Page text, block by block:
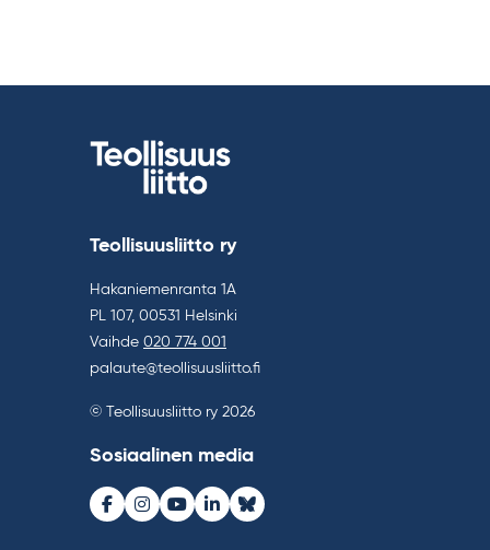
Teollisuusliitto ry
Hakaniemenranta 1A
PL 107, 00531 Helsinki
Vaihde 020 774 001
palaute@teollisuusliitto.fi
© Teollisuusliitto ry 2026
Sosiaalinen media
Facebook
Instagram
Youtube
LinkedInBluesky